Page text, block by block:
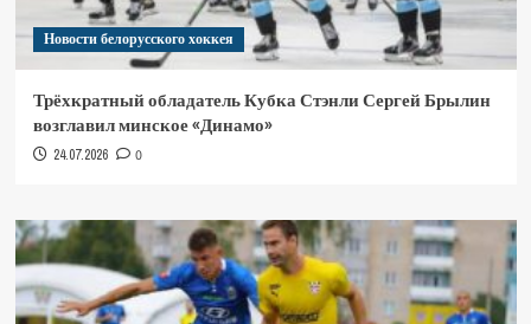
Новости белорусского хоккея
Трёхкратный обладатель Кубка Стэнли Сергей Брылин
возглавил минское «Динамо»
24.07.2026 0